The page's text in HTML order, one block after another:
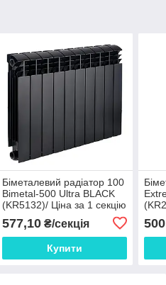
Біметалевий радіатор 100
Bimetal-500 Ultra BLACK
(KR5132)/ Ціна за 1 секцію
577,10₴/секція
Купити